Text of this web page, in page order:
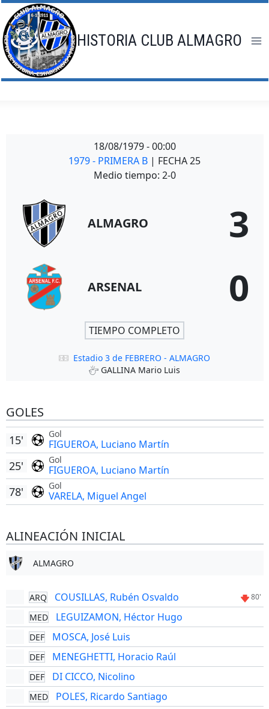
Saltar
al
contenido
HISTORIA CLUB ALMAGRO
18/08/1979 - 00:00
1979 - PRIMERA B | FECHA 25
Medio tiempo: 2-0
ALMAGRO 3
ARSENAL 0
TIEMPO COMPLETO
Estadio 3 de FEBRERO - ALMAGRO
GALLINA Mario Luis
GOLES
Gol
FIGUEROA, Luciano Martín
15'
Gol
FIGUEROA, Luciano Martín
25'
Gol
VARELA, Miguel Angel
78'
ALINEACIÓN INICIAL
ALMAGRO
ARQ COUSILLAS, Rubén Osvaldo 80'
MED LEGUIZAMON, Héctor Hugo
DEF MOSCA, José Luis
DEF MENEGHETTI, Horacio Raúl
DEF DI CICCO, Nicolino
MED POLES, Ricardo Santiago